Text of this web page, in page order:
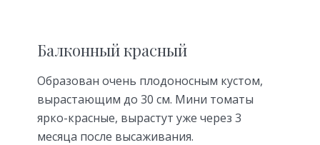
Балконный красный
Образован очень плодоносным кустом,
вырастающим до 30 см. Мини томаты
ярко-красные, вырастут уже через 3
месяца после высаживания.